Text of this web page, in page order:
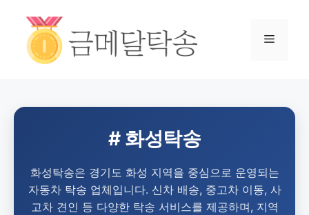
# 화성탁송
화성탁송은 경기도 화성 지역을 중심으로 운영되는
자동차 탁송 업체입니다. 신차 배송, 중고차 이동, 사
고차 견인 등 다양한 탁송 서비스를 제공하며, 지역